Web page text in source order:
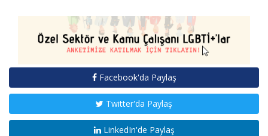
Facebook'da Paylaş
Twitter'da Paylaş
LinkedIn'de Paylaş